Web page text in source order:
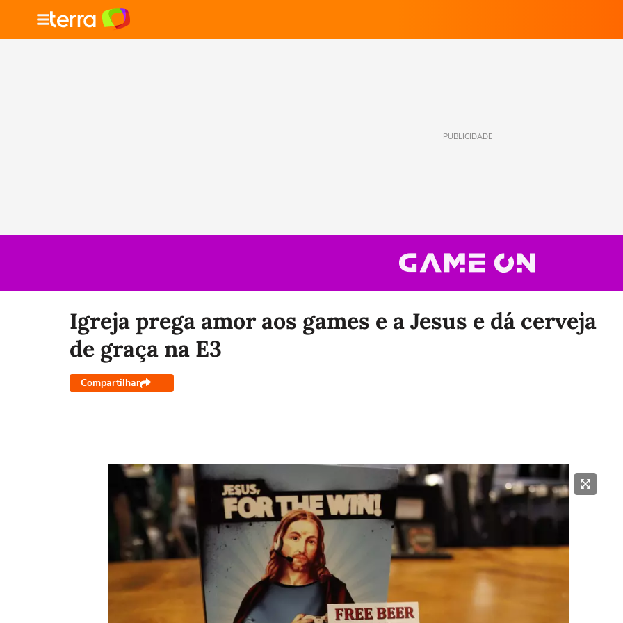
PUBLICIDADE
Igreja prega amor aos games e a Jesus e dá cerveja
de graça na E3
Compartilhar